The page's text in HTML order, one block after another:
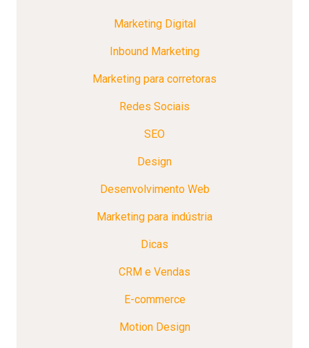
Marketing Digital
Inbound Marketing
Marketing para corretoras
Redes Sociais
SEO
Design
Desenvolvimento Web
Marketing para indústria
Dicas
CRM e Vendas
E-commerce
Motion Design